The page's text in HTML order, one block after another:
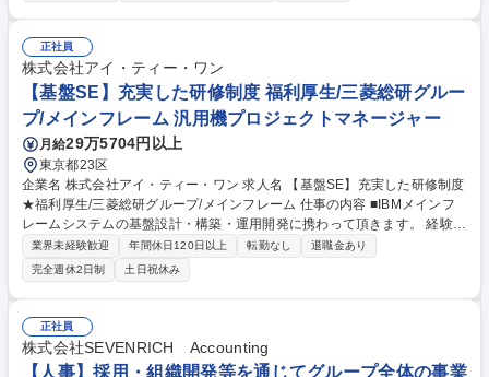
お任せします。 【将来のキャリア】 現場経験後は『生産管理』へ異動予
定。納期管理・製品手配、社内外や工場との折衝、商品企画・開発等、幅
広い業務を担い、将来的には経営目線を持つ管理職としてご活躍いただき
ます。 募集職種 【大阪】スポーツグッズの加工・製造(将来の生産管理)/
未経験＆第二新卒歓迎
正社員
株式会社アイ・ティー・ワン
【基盤SE】充実した研修制度 福利厚生/三菱総研グルー
プ/メインフレーム 汎用機プロジェクトマネージャー
月給29万5704円以上
東京都23区
企業名 株式会社アイ・ティー・ワン 求人名 【基盤SE】充実した研修制度
★福利厚生/三菱総研グループ/メインフレーム 仕事の内容 ■IBMメインフ
レームシステムの基盤設計・構築・運用開発に携わって頂きます。 経験が
浅い方でも充実した育成制度によりサポートいたします。 ・システム基
盤/運用機能の提案・要件定義・設計/実装 ・システム共通機能/制御機能の
要件定義・設計/実装 ・システム基盤・共通機能/制御機能の運用/保守、改
善提案/対応 ・システム計画の策定、案件開始後のプロジェクト管理/推進
募集職種 【基盤SE】充実した研修制度★福利厚生/三菱総研グループ/メイ
ンフレーム
業界未経験歓迎 年間休日120日以上 転勤なし
退職金あり
完全週休2日制
土日祝休み
正社員
株式会社SEVENRICH Accounting
【人事】採用・組織開発等を通じてグループ全体の事業